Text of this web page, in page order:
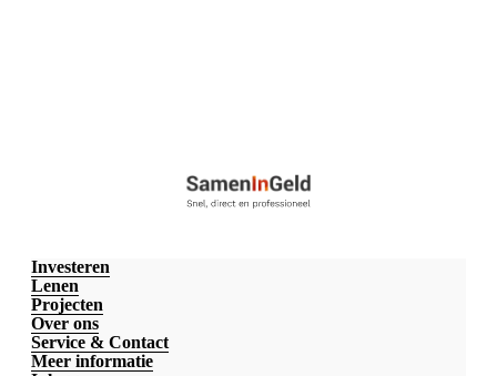
Investeren
Lenen
Projecten
Over ons
Service & Contact
Meer informatie